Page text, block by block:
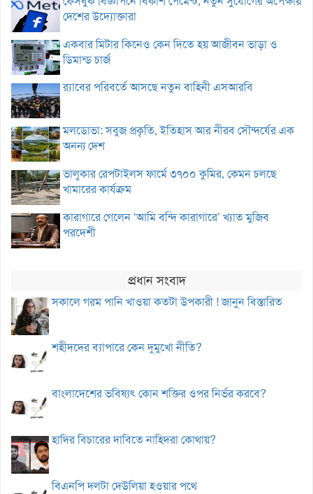
দেশের উদ্যোক্তারা
একবার মিটার কিনেও কেন দিতে হয় আজীবন ভাড়া ও
ডিমান্ড চার্জ
র‌্যাবের পরিবর্তে আসছে নতুন বাহিনী এসআরবি
মলডোভা: সবুজ প্রকৃতি, ইতিহাস আর নীরব সৌন্দর্যের এক
অনন্য দেশ
ভালুকার রেপটাইলস ফার্মে ৩৭০০ কুমির, কেমন চলছে
খামারের কার্যক্রম
কারাগারে গেলেন ‘আমি বন্দি কারাগারে’ খ্যাত মুজিব
পরদেশী
প্রধান সংবাদ
সকালে গরম পানি খাওয়া কতটা উপকারী ! জানুন বিস্তারিত
শহীদদের ব্যাপারে কেন দুমুখো নীতি?
বাংলাদেশের ভবিষ্যৎ কোন শক্তির ওপর নির্ভর করবে?
হাদির বিচারের দাবিতে নাহিদরা কোথায়?
বিএনপি দলটা দেউলিয়া হওয়ার পথে